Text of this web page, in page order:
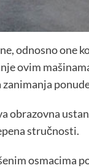
odnosno one
ovim
obrazovna
stručnosti.
osmacima